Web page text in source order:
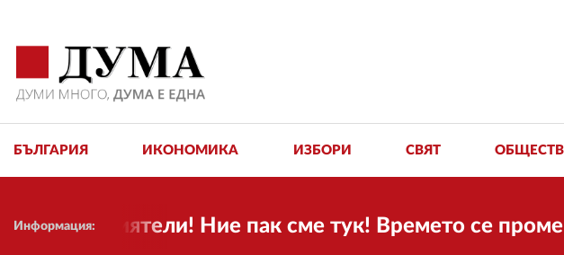
БЪЛГАРИЯ ИКОНОМИКА ИЗБОРИ СВЯТ
Информация:
приятели! Ние пак сме тук! Времето се променя и